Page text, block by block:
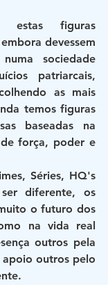
estas figuras
devessem
sociedade
patriarcais,
as mais
temos figuras
baseadas na
força, poder e
Séries, HQ's
diferente, os
o futuro dos
na vida real
outros pela
apoio outros pelo